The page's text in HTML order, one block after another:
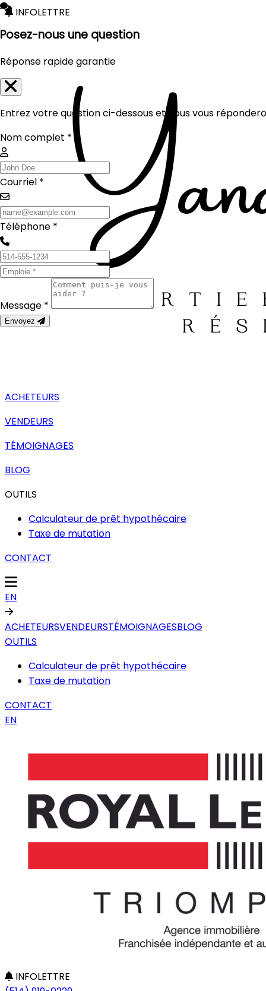
INFOLETTRE
ACHETEURS
VENDEURS
TÉMOIGNAGES
BLOG
OUTILS
Calculateur de prêt hypothécaire
Taxe de mutation
CONTACT
EN
ACHETEURSVENDEURSTÉMOIGNAGESBLOG
OUTILS
Calculateur de prêt hypothécaire
Taxe de mutation
CONTACT
EN
INFOLETTRE
Posez-nous une question
Réponse rapide garantie
Entrez votre question ci-dessous et nous vous
Nom complet *
Courriel *
Téléphone *
Message *
Envoyez